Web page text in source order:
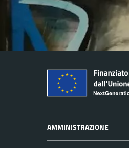
AMMINISTRAZIONE